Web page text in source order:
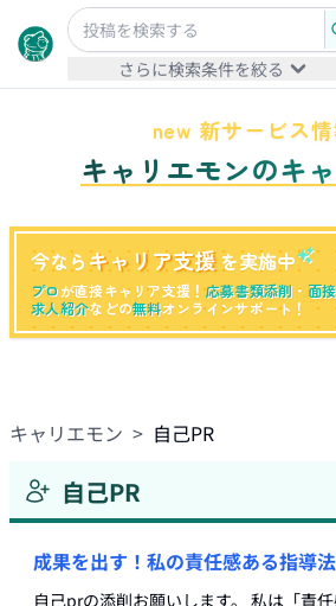
さらに検索条件を絞る
new 新サービス情
キャリエモンのキ
今なら キャリア支援 を実施中
プロが直接キャリア支援！応募書類添削 ・ 面
求人紹介などの無料オンラインサポート！
キャリエモン > 自己PR
自己PR
成果を出す！私の責任感ある指導法
自己prの添削お願いします。 私は「責